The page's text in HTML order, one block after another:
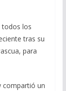
todos los
tras su
para
compartió un